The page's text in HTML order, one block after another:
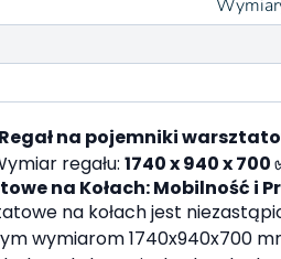
Regał na pojemniki
regału: 1740 x 940 x 700
na Kołach: Mobilność i
na kołach jest
wymiarom 1740x940x700